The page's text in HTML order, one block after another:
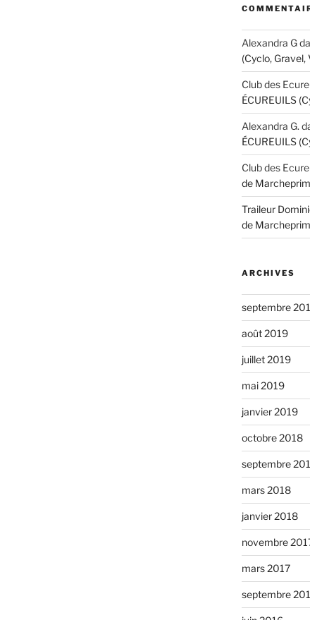
Alexandra G
(Cyclo,
Club des
ÉCUREUILS
Alexandra G.
ÉCUREUILS
Club des
de
Traileur
de
ARCHIVES
septembre
août 2019
juillet 2019
mai 2019
janvier 2019
octobre 2018
septembre
mars 2018
janvier 2018
novembre
mars 2017
septembre